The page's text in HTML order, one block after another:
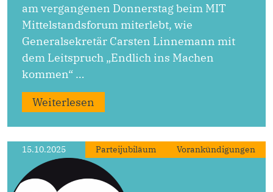
am vergangenen Donnerstag beim MIT
Mittelstandsforum miterlebt, wie
Generalsekretär Carsten Linnemann mit
dem Leitspruch „Endlich ins Machen
kommen“ …
Weiterlesen
15.10.2025 Parteijubiläum Vorankündigungen